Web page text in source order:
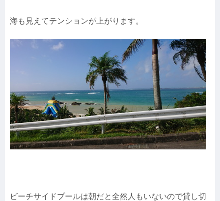
海も見えてテンションが上がります。
ビーチサイドプールは朝だと全然人もいないので貸し切